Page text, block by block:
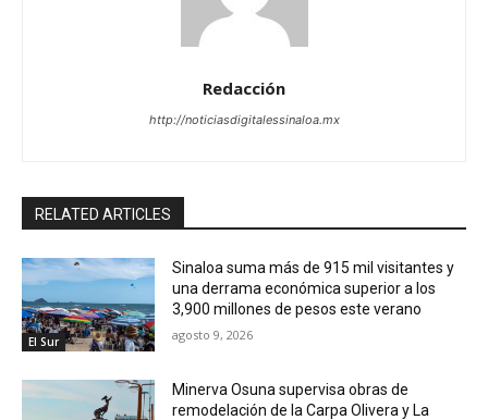
Redacción
http://noticiasdigitalessinaloa.mx
RELATED ARTICLES
El Sur
Sinaloa suma más de 915 mil visitantes y
una derrama económica superior a los
3,900 millones de pesos este verano
agosto 9, 2026
Minerva Osuna supervisa obras de
remodelación de la Carpa Olivera y La